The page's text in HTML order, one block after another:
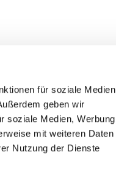
für soziale Medien
geben wir
soziale Medien, Werbung
mit weiteren Daten
Nutzung der Dienste